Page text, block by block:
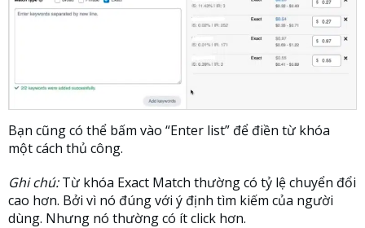
Bạn cũng có thể bấm vào “Enter list” để điền từ khóa
một cách thủ công.
Ghi chú:Từ khóa Exact Match thường có tỷ lệ chuyển đổi
cao hơn. Bởi vì nó đúng với ý định tìm kiếm của người
dùng. Nhưng nó thường có ít click hơn.